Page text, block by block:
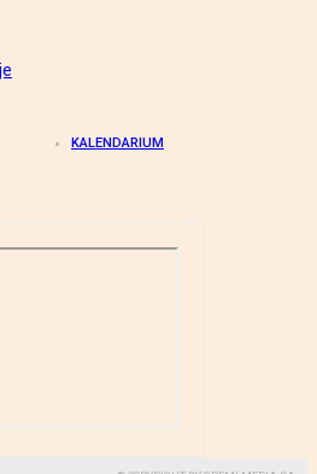
KALENDARIUM